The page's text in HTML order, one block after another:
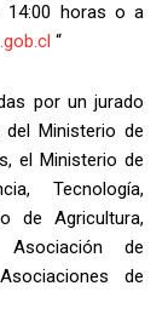
14:00 horas o a
“
por un jurado
Ministerio de
el Ministerio de
Tecnología,
de Agricultura,
Asociación de
de